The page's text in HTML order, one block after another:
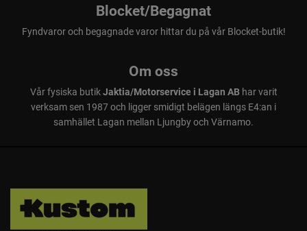
Blocket/Begagnat
Fyndvaror och begagnade varor hittar du på vår Blocket-butik!
Om oss
Vår fysiska butikJaktia/Motorservice i Lagan ABhar varit
verksam sen 1987 och ligger smidigt belägen längs E4:an i
samhället Lagan mellan Ljungby och Värnamo.